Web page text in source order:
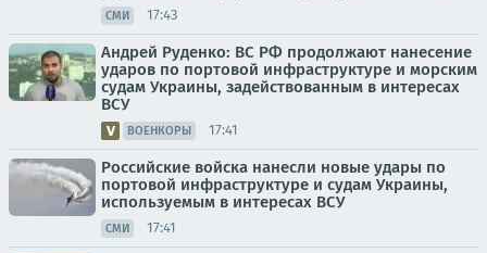
СМИ 17:43
Андрей Руденко: ВС РФ продолжают нанесение
ударов по портовой инфраструктуре и морским
судам Украины, задействованным в интересах
ВСУ
ВОЕНКОРЫ 17:41
Российские войска нанесли новые удары по
портовой инфраструктуре и судам Украины,
используемым в интересах ВСУ
СМИ 17:41